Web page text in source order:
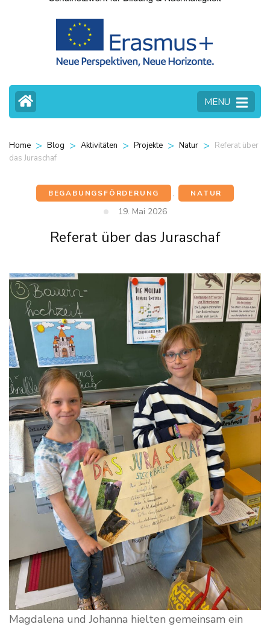
MENU
Home > Blog > Aktivitäten > Projekte > Natur > Referat über
das Juraschaf
BEGABUNGSFÖRDERUNG , NATUR
19. Mai 2026
Referat über das Juraschaf
Magdalena und Johanna hielten gemeinsam ein